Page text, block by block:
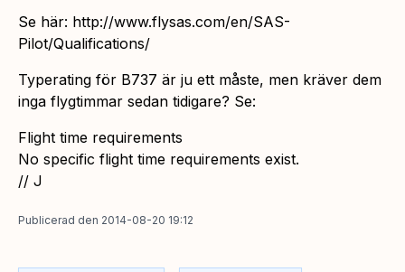
Se här: http://www.flysas.com/en/SAS-
Pilot/Qualifications/
Typerating för B737 är ju ett måste, men kräver dem
inga flygtimmar sedan tidigare? Se:
Flight time requirements
No specific flight time requirements exist.
// J
Publicerad den 2014-08-20 19:12